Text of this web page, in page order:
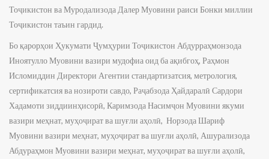
Тоҷикистон ва Муродализода Далер Муовини раиси Бонки миллии
Тоҷикистон таъин гардид.
Бо қарорҳои Ҳукумати Ҷумҳурии Тоҷикистон Абдурраҳмонзода
Иноятулло Муовини вазири мудофиа оид ба ақибгоҳ, Раҳмон
Исломиддин Директори Агентии стандартизатсия, метрология,
сертификатсия ва нозироти савдо, Раҷабзода Ҳайдаралӣ Сардори
Хадамоти зиддиинҳисорӣ, Каримзода Насимҷон Муовини якуми
вазири меҳнат, муҳоҷират ва шуғли аҳолӣ, Норзода Шариф
Муовини вазири меҳнат, муҳоҷират ва шуғли аҳолӣ, Ашурализода
Абдураҳмон Муовини вазири меҳнат, муҳоҷират ва шуғли аҳолӣ,